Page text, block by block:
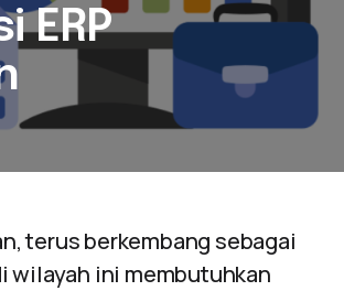
ERP
terus berkembang sebagai
wilayah ini membutuhkan